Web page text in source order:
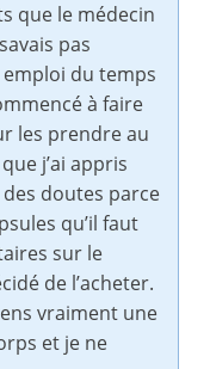
que le médecin
pas
du temps
à faire
les prendre au
j’ai appris
des doutes parce
qu’il faut
sur le
de l’acheter.
vraiment une
et je ne